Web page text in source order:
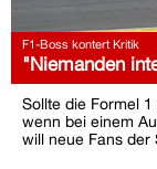
F1-Boss kontert Kritik
"Niemanden
Sollte die Formel
wenn bei einem
will neue Fans der